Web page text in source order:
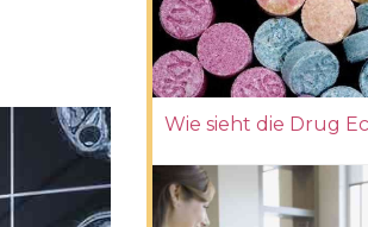
Wie sieht die Drug